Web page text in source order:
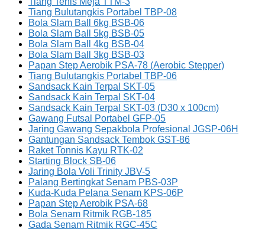
Tiang Bulutangkis Portabel TBP-08
Bola Slam Ball 6kg BSB-06
Bola Slam Ball 5kg BSB-05
Bola Slam Ball 4kg BSB-04
Bola Slam Ball 3kg BSB-03
Papan Step Aerobik PSA-78 (Aerobic Stepper)
Tiang Bulutangkis Portabel TBP-06
Sandsack Kain Terpal SKT-05
Sandsack Kain Terpal SKT-04
Sandsack Kain Terpal SKT-03 (D30 x 100cm)
Gawang Futsal Portabel GFP-05
Jaring Gawang Sepakbola Profesional JGSP-06H
Gantungan Sandsack Tembok GST-86
Raket Tonnis Kayu RTK-02
Starting Block SB-06
Jaring Bola Voli Trinity JBV-5
Palang Bertingkat Senam PBS-03P
Kuda-Kuda Pelana Senam KPS-06P
Papan Step Aerobik PSA-68
Bola Senam Ritmik RGB-185
Gada Senam Ritmik RGC-45C